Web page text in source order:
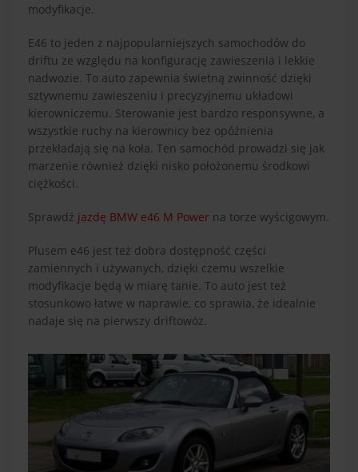
modyfikacje.
E46 to jeden z najpopularniejszych samochodów do
driftu ze względu na konfigurację zawieszenia i lekkie
nadwozie. To auto zapewnia świetną zwinność dzięki
sztywnemu zawieszeniu i precyzyjnemu układowi
kierowniczemu. Sterowanie jest bardzo responsywne, a
wszystkie ruchy na kierownicy bez opóźnienia
przekładają się na koła. Ten samochód prowadzi się jak
marzenie również dzięki nisko położonemu środkowi
ciężkości.
Sprawdź jazdę BMW e46 M Power na torze wyścigowym.
Plusem e46 jest też dobra dostępność części
zamiennych i używanych, dzięki czemu wszelkie
modyfikacje będą w miarę tanie. To auto jest też
stosunkowo łatwe w naprawie, co sprawia, że idealnie
nadaje się na pierwszy driftowóz.